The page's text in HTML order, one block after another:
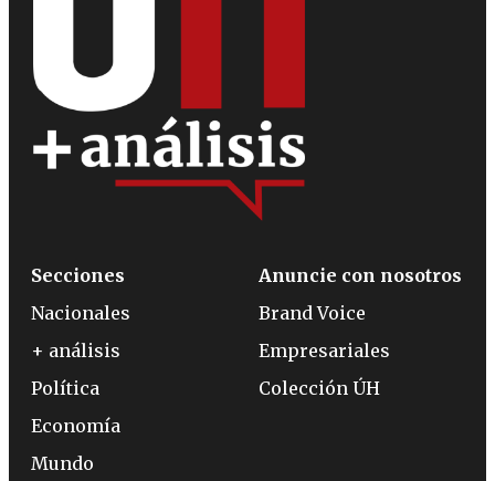
Secciones
Nacionales
+ análisis
Política
Economía
Mundo
Anuncie con nosotros
Brand Voice
Empresariales
Colección ÚH